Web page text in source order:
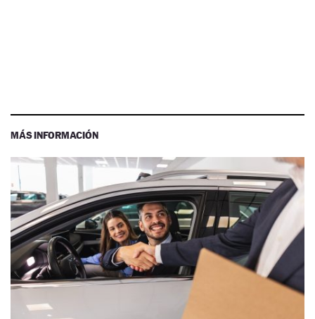
MÁS INFORMACIÓN